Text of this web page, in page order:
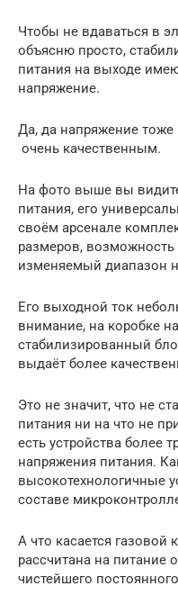
Чтобы не вдаваться в
объясню просто,
питания на выходе
напряжение.
Да, да напряжение
очень качественным.
На фото выше вы
питания, его
своём арсенале
размеров, возможность
изменяемый диапазон
Его выходной ток
внимание, на коробке
стабилизированный
выдаёт более
Это не значит, что не
питания ни на что не
есть устройства более
напряжения питания.
высокотехнологичные
составе
А что касается газовой
рассчитана на питание
чистейшего